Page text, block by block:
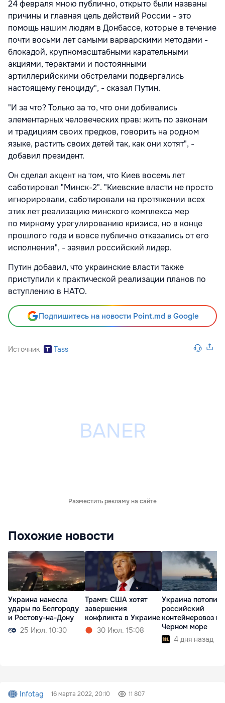
24 февраля мною публично, открыто были названы
причины и главная цель действий России - это
помощь нашим людям в Донбассе, которые в течение
почти восьми лет самыми варварскими методами -
блокадой, крупномасштабными карательными
акциями, терактами и постоянными
артиллерийскими обстрелами подвергались
настоящему геноциду", - сказал Путин.
"И за что? Только за то, что они добивались
элементарных человеческих прав: жить по законам
и традициям своих предков, говорить на родном
языке, растить своих детей так, как они хотят", -
добавил президент.
Он сделал акцент на том, что Киев восемь лет
саботировал "Минск-2". "Киевские власти не просто
игнорировали, саботировали на протяжении всех
этих лет реализацию минского комплекса мер
по мирному урегулированию кризиса, но в конце
прошлого года и вовсе публично отказались от его
исполнения", - заявил российский лидер.
Путин добавил, что украинские власти также
приступили к практической реализации планов по
вступлению в НАТО.
Подпишитесь на новости Point.md в Google
Источник Tass
Разместить рекламу на сайте
Похожие новости
Украина нанесла
удары по Белгороду
и Ростову-на-Дону
25 Июл. 10:30
Трамп: США хотят
завершения
конфликта в Украине
30 Июл. 15:08
Украина потопила
российский
контейнеровоз в
Черном море
4 дня назад
Infotag 16 марта 2022, 20:10 11 807